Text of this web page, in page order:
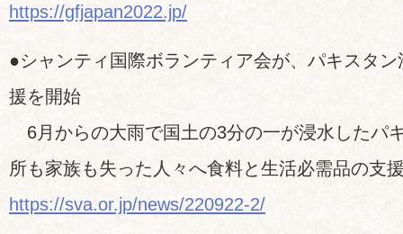
https://gfjapan2022.jp/
●シャンティ国際ボランティア会が、パキスタ
援を開始
6月からの大雨で国土の3分の一が浸水したパ
所も家族も失った人々へ食料と生活必需品の支
https://sva.or.jp/news/220922-2/